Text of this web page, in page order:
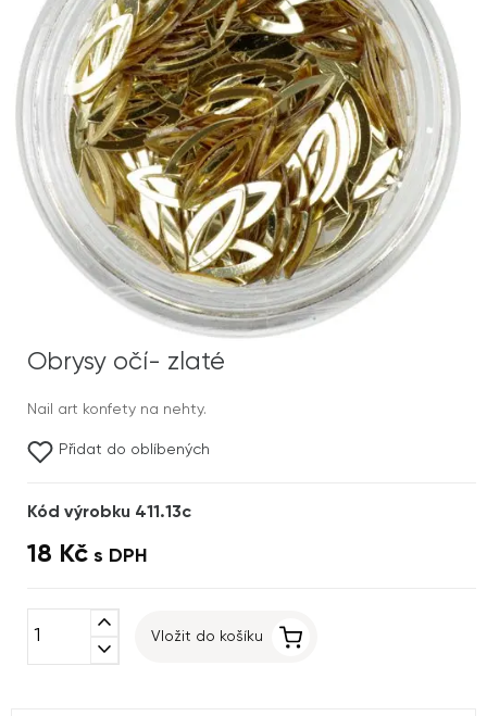
Obrysy očí- zlaté
Nail art konfety na nehty.
Přidat do oblíbených
Kód výrobku 411.13c
18 Kč s DPH
expand_less
expand_more
Vložit do košíku